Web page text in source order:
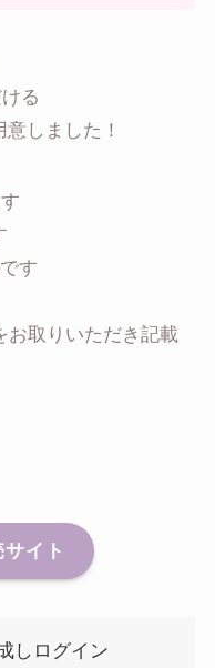
る
しました！
す
取りいただき記載
イト
しログイン